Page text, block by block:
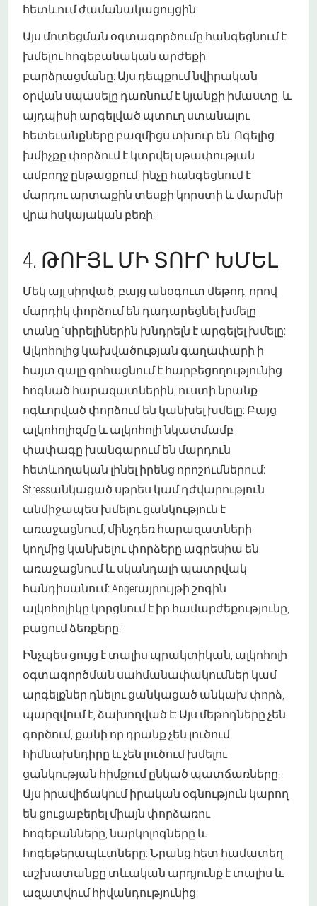
հետևում ժամանակացույցին:
Այս մոտեցման օգտագործումը հանգեցնում է
խմելու հոգեբանական արժեքի
բարձրացմանը: Այս դեպքում նվիրական
օրվան սպասելը դառնում է կյանքի իմաստը, և
այդպիսի արգելված պտուղ ստանալու
հետեւանքները բազմիցս տխուր են: Ոգելից
խմիչքը փորձում է կտրվել սթափության
ամբողջ ընթացքում, ինչը հանգեցնում է
մարդու արտաքին տեսքի կորստի և մարմնի
վրա հսկայական բեռի:
4. ԹՈՒՅԼ ՄԻ ՏՈՒՐ ԽՄԵԼ
Մեկ այլ սիրված, բայց անօգուտ մեթոդ, որով
մարդիկ փորձում են դադարեցնել խմելը
տանը `սիրելիներին խնդրելն է արգելել խմելը:
Ալկոհոլից կախվածության գաղափարի ի
հայտ գալը գոհացնում է հարբեցողությունից
հոգնած հարազատներին, ուստի նրանք
ոգևորված փորձում են կանխել խմելը: Բայց
ալկոհոլիզմը և ալկոհոլի նկատմամբ
փափագը խանգարում են մարդուն
հետևողական լինել իրենց որոշումներում:
Stressանկացած սթրես կամ դժվարություն
անմիջապես խմելու ցանկություն է
առաջացնում, մինչդեռ հարազատների
կողմից կանխելու փորձերը ագրեսիա են
առաջացնում և սկանդալի պատրվակ
հանդիսանում: Angerայրույթի շոգին
ալկոհոլիկը կորցնում է իր համարժեքությունը,
բացում ձեռքերը:
Ինչպես ցույց է տալիս պրակտիկան, ալկոհոլի
օգտագործման սահմանափակումներ կամ
արգելքներ դնելու ցանկացած անկախ փորձ,
պարզվում է, ձախողված է: Այս մեթոդները չեն
գործում, քանի որ դրանք չեն լուծում
հիմնախնդիրը և չեն լուծում խմելու
ցանկության հիմքում ընկած պատճառները:
Այս իրավիճակում իրական օգնություն կարող
են ցուցաբերել միայն փորձառու
հոգեբանները, նարկոլոգները և
հոգեթերապևտները: Նրանց հետ համատեղ
աշխատանքը տևական արդյունք է տալիս և
ազատվում հիվանդությունից: